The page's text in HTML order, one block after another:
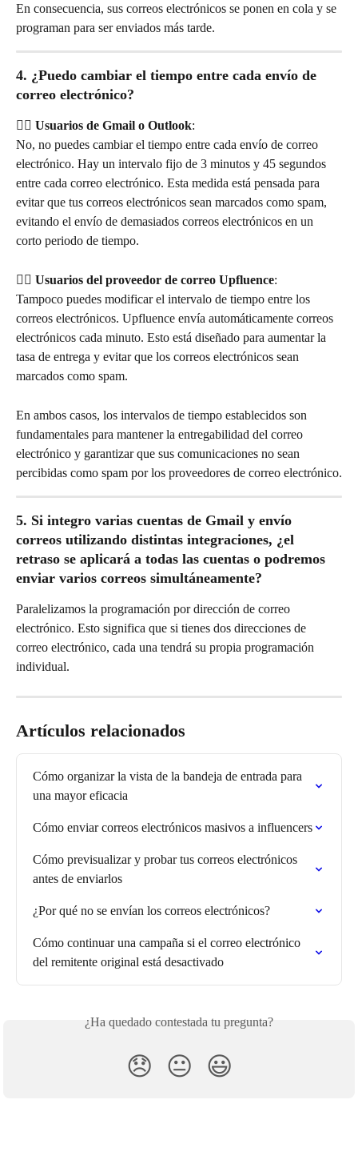
En consecuencia, sus correos electrónicos se ponen en cola y se
programan para ser enviados más tarde.
4. ¿Puedo cambiar el tiempo entre cada envío de
correo electrónico?
👉🏻 Usuarios de Gmail o Outlook:
No, no puedes cambiar el tiempo entre cada envío de correo
electrónico. Hay un intervalo fijo de 3 minutos y 45 segundos
entre cada correo electrónico. Esta medida está pensada para
evitar que tus correos electrónicos sean marcados como spam,
evitando el envío de demasiados correos electrónicos en un
corto periodo de tiempo.
👉🏻 Usuarios del proveedor de correo Upfluence:
Tampoco puedes modificar el intervalo de tiempo entre los
correos electrónicos. Upfluence envía automáticamente correos
electrónicos cada minuto. Esto está diseñado para aumentar la
tasa de entrega y evitar que los correos electrónicos sean
marcados como spam.
En ambos casos, los intervalos de tiempo establecidos son
fundamentales para mantener la entregabilidad del correo
electrónico y garantizar que sus comunicaciones no sean
percibidas como spam por los proveedores de correo electrónico.
5. Si integro varias cuentas de Gmail y envío
correos utilizando distintas integraciones, ¿el
retraso se aplicará a todas las cuentas o podremos
enviar varios correos simultáneamente?
Paralelizamos la programación por dirección de correo
electrónico. Esto significa que si tienes dos direcciones de
correo electrónico, cada una tendrá su propia programación
individual.
Artículos relacionados
Cómo organizar la vista de la bandeja de entrada para
una mayor eficacia
Cómo enviar correos electrónicos masivos a influencers
Cómo previsualizar y probar tus correos electrónicos
antes de enviarlos
¿Por qué no se envían los correos electrónicos?
Cómo continuar una campaña si el correo electrónico
del remitente original está desactivado
¿Ha quedado contestada tu pregunta?
😞 😐 😃